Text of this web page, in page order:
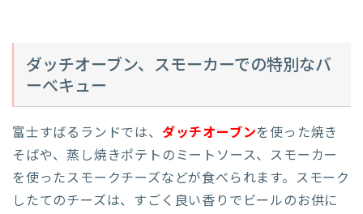
ダッチオーブン、スモーカーでの特別なバ
ーべキュー
富士すばるランドでは、 ダッチオーブンを使った焼き
そばや、蒸し焼きポテトのミートソース、スモーカー
を使ったスモークチーズなどが食べられます。スモーク
したてのチーズは、すごく良い香りでビールのお供に